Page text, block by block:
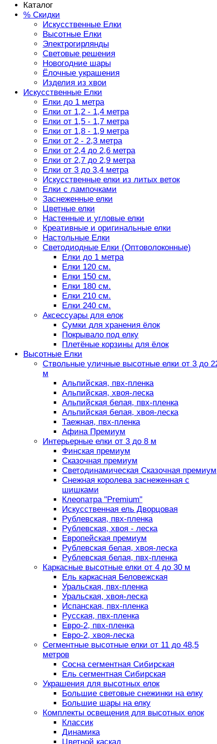
Каталог
% Скидки
Искусственные Елки
Высотные Елки
Электрогирлянды
Световые решения
Новогодние шары
Ёлочные украшения
Изделия из хвои
Искусственные Елки
Елки до 1 метра
Елки от 1,2 - 1,4 метра
Елки от 1,5 - 1,7 метра
Елки от 1,8 - 1,9 метра
Елки от 2 - 2,3 метра
Елки от 2,4 до 2,6 метра
Елки от 2,7 до 2,9 метра
Елки от 3 до 3,4 метра
Искусственные елки из литых веток
Елки с лампочками
Заснеженные елки
Цветные елки
Настенные и угловые елки
Креативные и оригинальные елки
Настольные Елки
Светодиодные Елки (Оптоволоконные)
Елки до 1 метра
Елки 120 см.
Елки 150 см.
Елки 180 см.
Елки 210 см.
Елки 240 см.
Аксессуары для елок
Сумки для хранения ёлок
Покрывало под елку
Плетёные корзины для ёлок
Высотные Елки
Ствольные уличные высотные елки от 3 до
м
Альпийская, пвх-пленка
Альпийская, хвоя-леска
Альпийская белая, пвх-пленка
Альпийская белая, хвоя-леска
Таежная, пвх-пленка
Афина Премиум
Интерьерные елки от 3 до 8 м
Финская премиум
Сказочная премиум
Светодинамическая Сказочная премиум
Снежная королева заснеженная с
шишками
Клеопатра "Premium"
Искусственная ель Дворцовая
Рублевская, пвх-пленка
Рублевская, хвоя - леска
Европейская премиум
Рублевская белая, хвоя-леска
Рублевская белая, пвх-пленка
Каркасные высотные елки от 4 до 30 м
Ель каркасная Беловежская
Уральская, пвх-пленка
Уральская, хвоя-леска
Испанская, пвх-пленка
Русская, пвх-пленка
Евро-2, пвх-пленка
Евро-2, хвоя-леска
Сегментные высотные елки от 11 до 48,5
метров
Сосна сегментная Сибирская
Ель сегментная Сибирская
Украшения для высотных елок
Большие световые снежинки на елку
Большие шары на елку
Комплекты освещения для высотных елок
Классик
Динамика
Цветной каскад